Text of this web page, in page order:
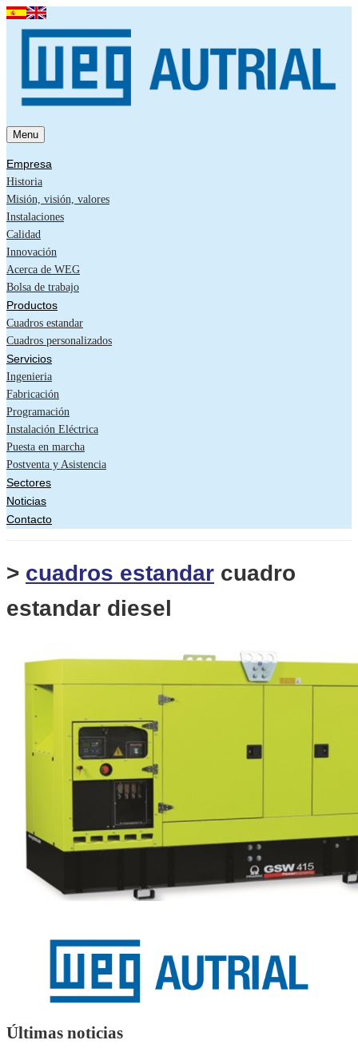
Menu
Empresa
Historia
Misión, visión, valores
Instalaciones
Calidad
Innovación
Acerca de WEG
Bolsa de trabajo
Productos
Cuadros estandar
Cuadros personalizados
Servicios
Ingenieria
Fabricación
Programación
Instalación Eléctrica
Puesta en marcha
Postventa y Asistencia
Sectores
Noticias
Contacto
> cuadros estandar cuadro
estandar diesel
Últimas noticias